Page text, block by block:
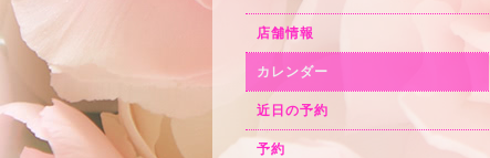
店舗情報
カレンダー
近日の予約
予約